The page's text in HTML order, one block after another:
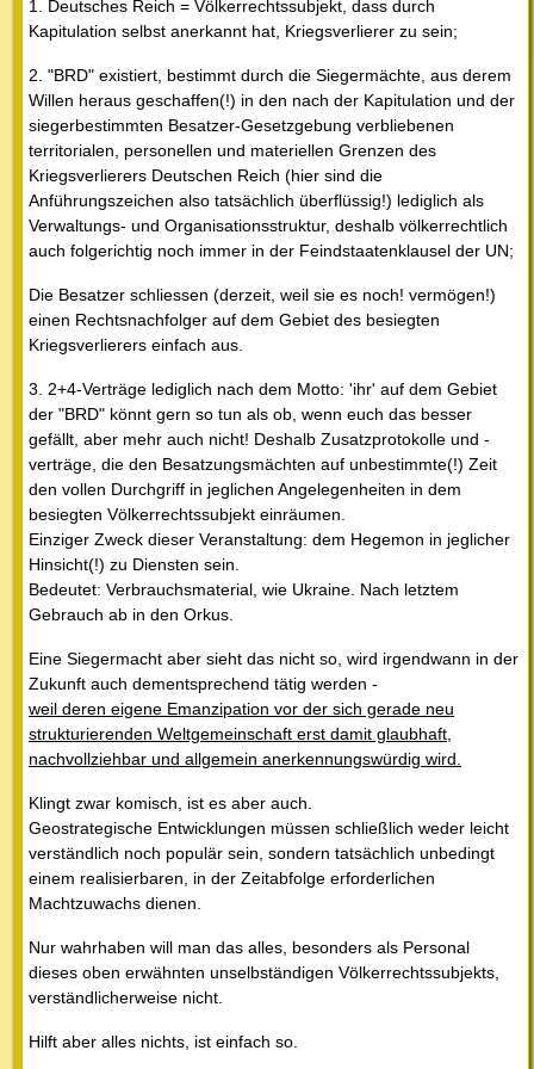
1. Deutsches Reich = Völkerrechtssubjekt, dass durch
Kapitulation selbst anerkannt hat, Kriegsverlierer zu sein;
2. "BRD" existiert, bestimmt durch die Siegermächte, aus derem
Willen heraus geschaffen(!) in den nach der Kapitulation und der
siegerbestimmten Besatzer-Gesetzgebung verbliebenen
territorialen, personellen und materiellen Grenzen des
Kriegsverlierers Deutschen Reich (hier sind die
Anführungszeichen also tatsächlich überflüssig!) lediglich als
Verwaltungs- und Organisationsstruktur, deshalb völkerrechtlich
auch folgerichtig noch immer in der Feindstaatenklausel der UN;
Die Besatzer schliessen (derzeit, weil sie es noch! vermögen!)
einen Rechtsnachfolger auf dem Gebiet des besiegten
Kriegsverlierers einfach aus.
3. 2+4-Verträge lediglich nach dem Motto: 'ihr' auf dem Gebiet
der "BRD" könnt gern so tun als ob, wenn euch das besser
gefällt, aber mehr auch nicht! Deshalb Zusatzprotokolle und -
verträge, die den Besatzungsmächten auf unbestimmte(!) Zeit
den vollen Durchgriff in jeglichen Angelegenheiten in dem
besiegten Völkerrechtssubjekt einräumen.
Einziger Zweck dieser Veranstaltung: dem Hegemon in jeglicher
Hinsicht(!) zu Diensten sein.
Bedeutet: Verbrauchsmaterial, wie Ukraine. Nach letztem
Gebrauch ab in den Orkus.
Eine Siegermacht aber sieht das nicht so, wird irgendwann in der
Zukunft auch dementsprechend tätig werden -
weil deren eigene Emanzipation vor der sich gerade neu
strukturierenden Weltgemeinschaft erst damit glaubhaft,
nachvollziehbar und allgemein anerkennungswürdig wird.
Klingt zwar komisch, ist es aber auch.
Geostrategische Entwicklungen müssen schließlich weder leicht
verständlich noch populär sein, sondern tatsächlich unbedingt
einem realisierbaren, in der Zeitabfolge erforderlichen
Machtzuwachs dienen.
Nur wahrhaben will man das alles, besonders als Personal
dieses oben erwähnten unselbständigen Völkerrechtssubjekts,
verständlicherweise nicht.
Hilft aber alles nichts, ist einfach so.